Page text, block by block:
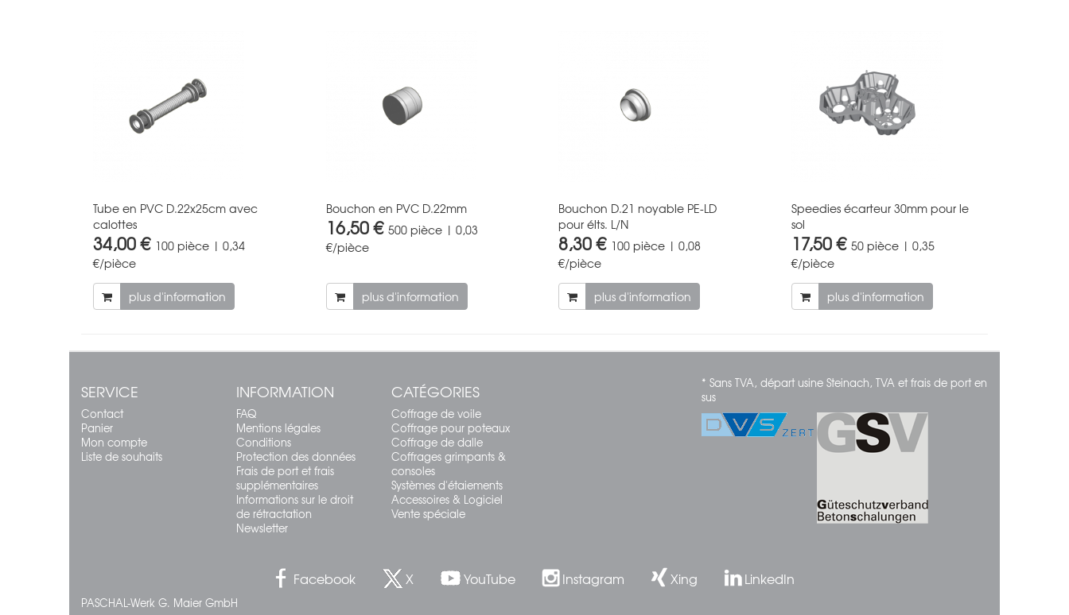
Tube en PVC D.22x25cm avec
calottes
34,00 € 100 pièce | 0,34
€/pièce
plus d'information
Bouchon en PVC D.22mm
16,50 € 500 pièce | 0,03
€/pièce
plus d'information
Bouchon D.21 noyable PE-LD
pour élts. L/N
8,30 € 100 pièce | 0,08
€/pièce
plus d'information
Speedies écarteur 30mm pour le
sol
17,50 € 50 pièce | 0,35
€/pièce
plus d'information
SERVICE
Contact
Panier
Mon compte
Liste de souhaits
INFORMATION
FAQ
Mentions légales
Conditions
Protection des données
Frais de port et frais
supplémentaires
Informations sur le droit
de rétractation
Newsletter
CATÉGORIES
Coffrage de voile
Coffrage pour poteaux
Coffrage de dalle
Coffrages grimpants &
consoles
Systèmes d'étaiements
Accessoires & Logiciel
Vente spéciale
* Sans TVA, départ usine Steinach, TVA et frais de port en
sus
Facebook X YouTube Instagram Xing LinkedIn
PASCHAL-Werk G. Maier GmbH